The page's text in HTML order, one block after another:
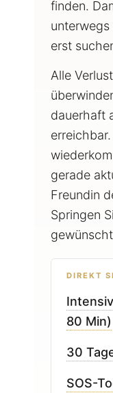
finden.
erst
Alle
dauerhaft
gerade
Freundin
Springen
DIREKT
80 Min)
30
SOS-